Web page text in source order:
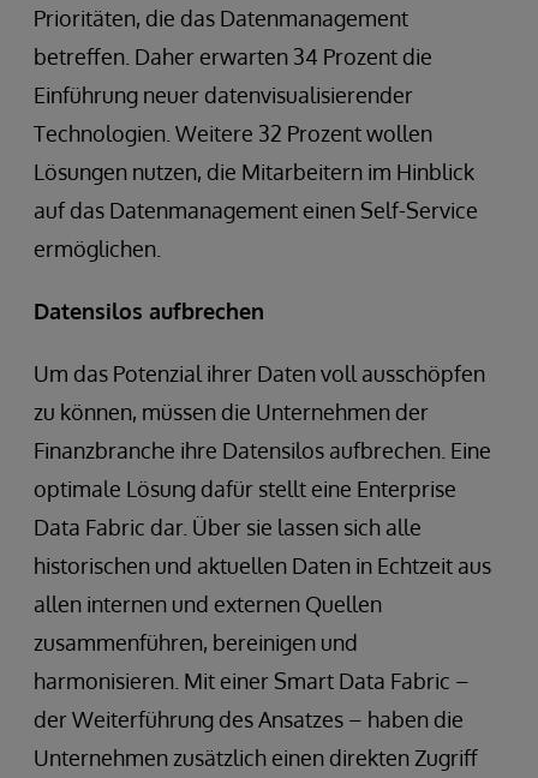
Prioritäten, die das Datenmanagement
betreffen. Daher erwarten 34 Prozent die
Einführung neuer datenvisualisierender
Technologien. Weitere 32 Prozent wollen
Lösungen nutzen, die Mitarbeitern im Hinblick
auf das Datenmanagement einen Self-Service
ermöglichen.
Datensilos aufbrechen
Um das Potenzial ihrer Daten voll ausschöpfen
zu können, müssen die Unternehmen der
Finanzbranche ihre Datensilos aufbrechen. Eine
optimale Lösung dafür stellt eine Enterprise
Data Fabric dar. Über sie lassen sich alle
historischen und aktuellen Daten in Echtzeit aus
allen internen und externen Quellen
zusammenführen, bereinigen und
harmonisieren. Mit einer Smart Data Fabric –
der Weiterführung des Ansatzes – haben die
Unternehmen zusätzlich einen direkten Zugriff